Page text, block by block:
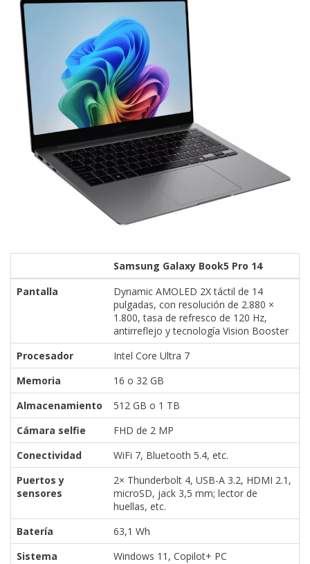
Samsung Galaxy Book5 Pro 14
Pantalla
Dynamic AMOLED 2X táctil de 14
pulgadas, con resolución de 2.880 ×
1.800, tasa de refresco de 120 Hz,
antirreflejo y tecnología Vision Booster
Procesador
Intel Core Ultra 7
Memoria
16 o 32 GB
Almacenamiento
512 GB o 1 TB
Cámara selfie
FHD de 2 MP
Conectividad
WiFi 7, Bluetooth 5.4, etc.
Puertos y
sensores
2× Thunderbolt 4, USB-A 3.2, HDMI 2.1,
microSD, jack 3,5 mm; lector de
huellas, etc.
Batería
63,1 Wh
Sistema
Windows 11, Copilot+ PC